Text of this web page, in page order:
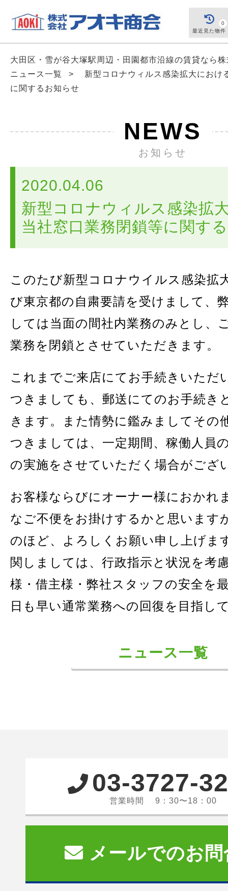
最近見た物件
0
大田区・雪が谷大塚駅周辺・田園都市沿線の賃貸なら
ニュース一覧
>
新型コロナウィルス感染拡大におけ
に関するお知らせ
NEWS
お知らせ
2020.04.06
新型コロナウィルス感染拡
当社窓口業務閉鎖等に関す
このたび新型コロナウイルス感染拡
び東京都の自粛要請を受けまして、
しては当面の間社内業務のみとし、
業務を閉鎖とさせていただきます。
これまでご来店にてお手続きいただ
つきましても、郵送にてのお手続き
きます。また情勢に鑑みましてその
つきましては、一定期間、稼働人員
の実施をさせていただく場合がござ
お客様ならびにオーナー様におかれ
なご不便をお掛けするかと思います
のほど、よろしくお願い申し上げま
関しましては、行政指示と状況を考
様・借主様・弊社スタッフの安全を
日も早い通常業務への回復を目指し
ニュース一覧
03-3727-
営業時間 9：30〜18：00
メールでのお